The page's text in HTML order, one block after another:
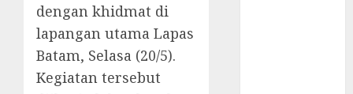
dengan khidmat di
lapangan utama Lapas
Batam, Selasa (20/5).
Kegiatan tersebut